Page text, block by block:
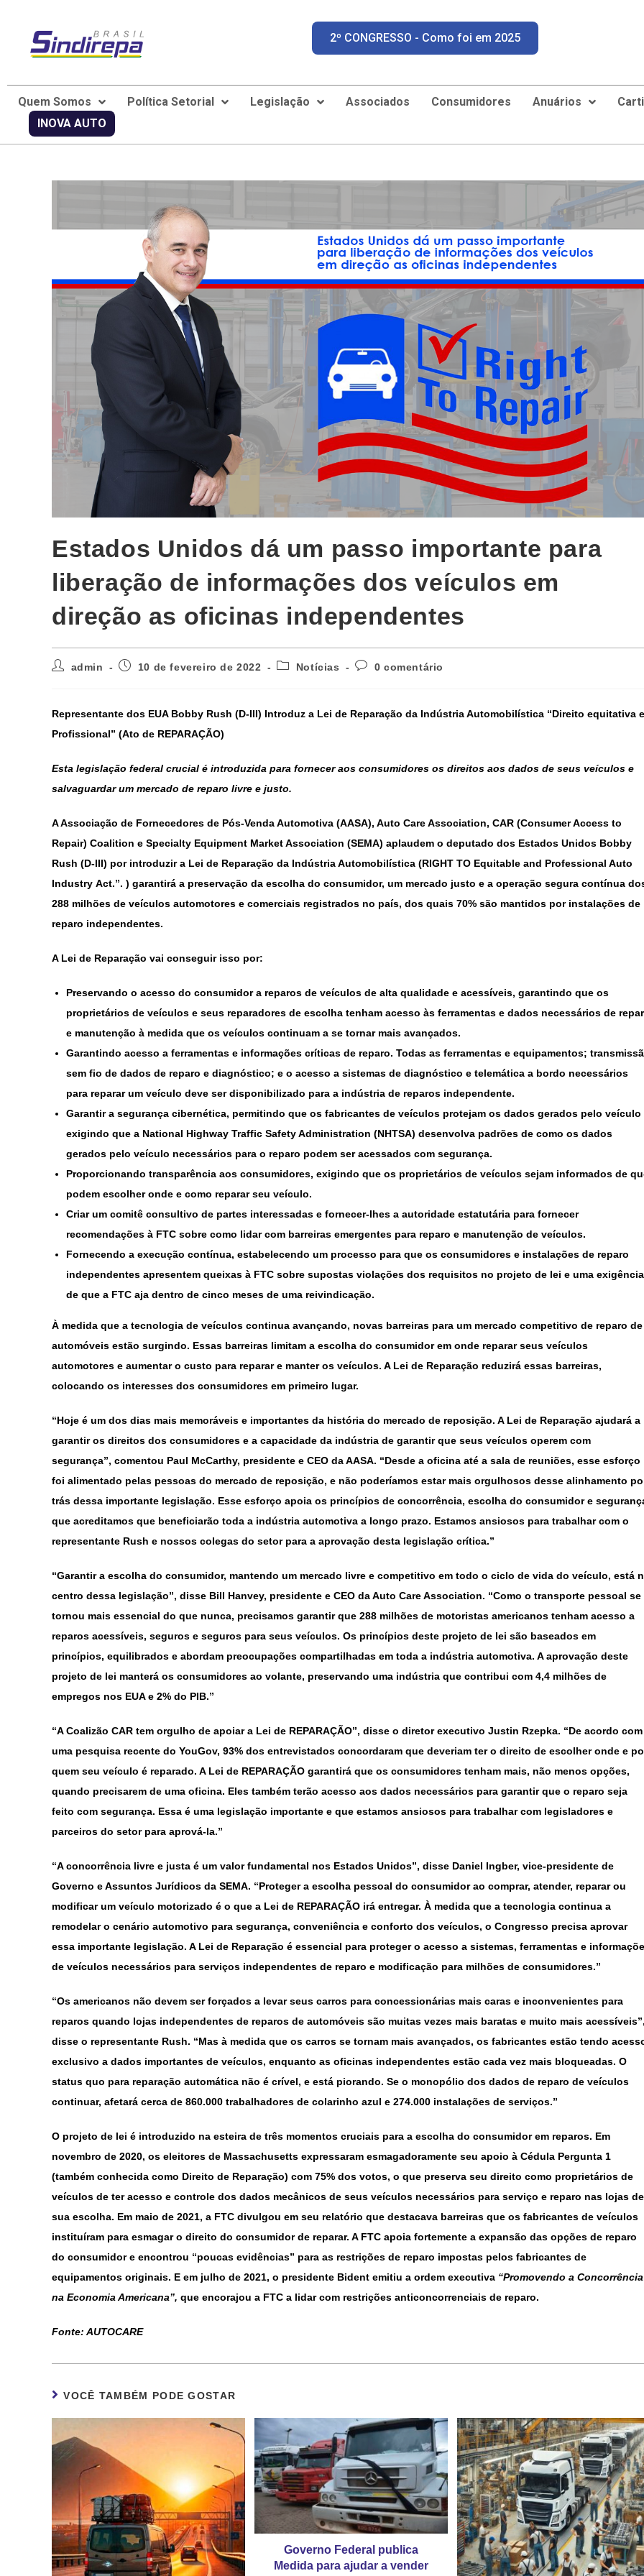
2º CONGRESSO - Como foi em 2025
Quem Somos Política Setorial Legislação Associados Consumidores Anuários
INOVA AUTO
Estados Unidos dá um passo importante para
liberação de informações dos veículos em
direção as oficinas independentes
admin 10 de fevereiro de 2022 Notícias 0 comentário
Representante dos EUA Bobby Rush (D-III) Introduz a Lei de Reparação da Indústria Automobilística “Direito equitativa e
Profissional” (Ato de REPARAÇÃO)
Esta legislação federal crucial é introduzida para fornecer aos consumidores os direitos aos dados de seus veículos e
salvaguardar um mercado de reparo livre e justo.
A Associação de Fornecedores de Pós-Venda Automotiva (AASA), Auto Care Association, CAR (Consumer Access to
Repair) Coalition e Specialty Equipment Market Association (SEMA) aplaudem o deputado dos Estados Unidos Bobby
Rush (D-III) por introduzir a Lei de Reparação da Indústria Automobilística (RIGHT TO Equitable and Professional Auto
Industry Act.”. ) garantirá a preservação da escolha do consumidor, um mercado justo e a operação segura contínua
288 milhões de veículos automotores e comerciais registrados no país, dos quais 70% são mantidos por instalações de
reparo independentes.
A Lei de Reparação vai conseguir isso por:
Preservando o acesso do consumidor a reparos de veículos de alta qualidade e acessíveis, garantindo que os
proprietários de veículos e seus reparadores de escolha tenham acesso às ferramentas e dados necessários de
e manutenção à medida que os veículos continuam a se tornar mais avançados.
Garantindo acesso a ferramentas e informações críticas de reparo. Todas as ferramentas e equipamentos;
sem fio de dados de reparo e diagnóstico; e o acesso a sistemas de diagnóstico e telemática a bordo necessários
para reparar um veículo deve ser disponibilizado para a indústria de reparos independente.
Garantir a segurança cibernética, permitindo que os fabricantes de veículos protejam os dados gerados pelo veículo
exigindo que a National Highway Traffic Safety Administration (NHTSA) desenvolva padrões de como os dados
gerados pelo veículo necessários para o reparo podem ser acessados com segurança.
Proporcionando transparência aos consumidores, exigindo que os proprietários de veículos sejam informados de
podem escolher onde e como reparar seu veículo.
Criar um comitê consultivo de partes interessadas e fornecer-lhes a autoridade estatutária para fornecer
recomendações à FTC sobre como lidar com barreiras emergentes para reparo e manutenção de veículos.
Fornecendo a execução contínua, estabelecendo um processo para que os consumidores e instalações de reparo
independentes apresentem queixas à FTC sobre supostas violações dos requisitos no projeto de lei e uma exigência
de que a FTC aja dentro de cinco meses de uma reivindicação.
À medida que a tecnologia de veículos continua avançando, novas barreiras para um mercado competitivo de reparo de
automóveis estão surgindo. Essas barreiras limitam a escolha do consumidor em onde reparar seus veículos
automotores e aumentar o custo para reparar e manter os veículos. A Lei de Reparação reduzirá essas barreiras,
colocando os interesses dos consumidores em primeiro lugar.
“Hoje é um dos dias mais memoráveis e importantes da história do mercado de reposição. A Lei de Reparação ajudará a
garantir os direitos dos consumidores e a capacidade da indústria de garantir que seus veículos operem com
segurança”, comentou Paul McCarthy, presidente e CEO da AASA. “Desde a oficina até a sala de reuniões, esse esforço
foi alimentado pelas pessoas do mercado de reposição, e não poderíamos estar mais orgulhosos desse alinhamento
trás dessa importante legislação. Esse esforço apoia os princípios de concorrência, escolha do consumidor e
que acreditamos que beneficiarão toda a indústria automotiva a longo prazo. Estamos ansiosos para trabalhar com o
representante Rush e nossos colegas do setor para a aprovação desta legislação crítica.”
“Garantir a escolha do consumidor, mantendo um mercado livre e competitivo em todo o ciclo de vida do veículo, está
centro dessa legislação”, disse Bill Hanvey, presidente e CEO da Auto Care Association. “Como o transporte pessoal se
tornou mais essencial do que nunca, precisamos garantir que 288 milhões de motoristas americanos tenham acesso a
reparos acessíveis, seguros e seguros para seus veículos. Os princípios deste projeto de lei são baseados em
princípios, equilibrados e abordam preocupações compartilhadas em toda a indústria automotiva. A aprovação deste
projeto de lei manterá os consumidores ao volante, preservando uma indústria que contribui com 4,4 milhões de
empregos nos EUA e 2% do PIB.”
“A Coalizão CAR tem orgulho de apoiar a Lei de REPARAÇÃO”, disse o diretor executivo Justin Rzepka. “De acordo com
uma pesquisa recente do YouGov, 93% dos entrevistados concordaram que deveriam ter o direito de escolher onde e
quem seu veículo é reparado. A Lei de REPARAÇÃO garantirá que os consumidores tenham mais, não menos opções,
quando precisarem de uma oficina. Eles também terão acesso aos dados necessários para garantir que o reparo seja
feito com segurança. Essa é uma legislação importante e que estamos ansiosos para trabalhar com legisladores e
parceiros do setor para aprová-la.”
“A concorrência livre e justa é um valor fundamental nos Estados Unidos”, disse Daniel Ingber, vice-presidente de
Governo e Assuntos Jurídicos da SEMA. “Proteger a escolha pessoal do consumidor ao comprar, atender, reparar ou
modificar um veículo motorizado é o que a Lei de REPARAÇÃO irá entregar. À medida que a tecnologia continua a
remodelar o cenário automotivo para segurança, conveniência e conforto dos veículos, o Congresso precisa aprovar
essa importante legislação. A Lei de Reparação é essencial para proteger o acesso a sistemas, ferramentas e
de veículos necessários para serviços independentes de reparo e modificação para milhões de consumidores.”
“Os americanos não devem ser forçados a levar seus carros para concessionárias mais caras e inconvenientes para
reparos quando lojas independentes de reparos de automóveis são muitas vezes mais baratas e muito mais acessíveis”,
disse o representante Rush. “Mas à medida que os carros se tornam mais avançados, os fabricantes estão tendo
exclusivo a dados importantes de veículos, enquanto as oficinas independentes estão cada vez mais bloqueadas. O
status quo para reparação automática não é crível, e está piorando. Se o monopólio dos dados de reparo de veículos
continuar, afetará cerca de 860.000 trabalhadores de colarinho azul e 274.000 instalações de serviços.”
O projeto de lei é introduzido na esteira de três momentos cruciais para a escolha do consumidor em reparos. Em
novembro de 2020, os eleitores de Massachusetts expressaram esmagadoramente seu apoio à Cédula Pergunta 1
(também conhecida como Direito de Reparação) com 75% dos votos, o que preserva seu direito como proprietários de
veículos de ter acesso e controle dos dados mecânicos de seus veículos necessários para serviço e reparo nas lojas de
sua escolha. Em maio de 2021, a FTC divulgou em seu relatório que destacava barreiras que os fabricantes de veículos
instituíram para esmagar o direito do consumidor de reparar. A FTC apoia fortemente a expansão das opções de reparo
do consumidor e encontrou “poucas evidências” para as restrições de reparo impostas pelos fabricantes de
equipamentos originais. E em julho de 2021, o presidente Bident emitiu a ordem executiva “Promovendo a Concorrência
na Economia Americana”, que encorajou a FTC a lidar com restrições anticoncorrenciais de reparo.
Fonte: AUTOCARE
VOCÊ TAMBÉM PODE GOSTAR
Governo Federal publica
Medida para ajudar a vender